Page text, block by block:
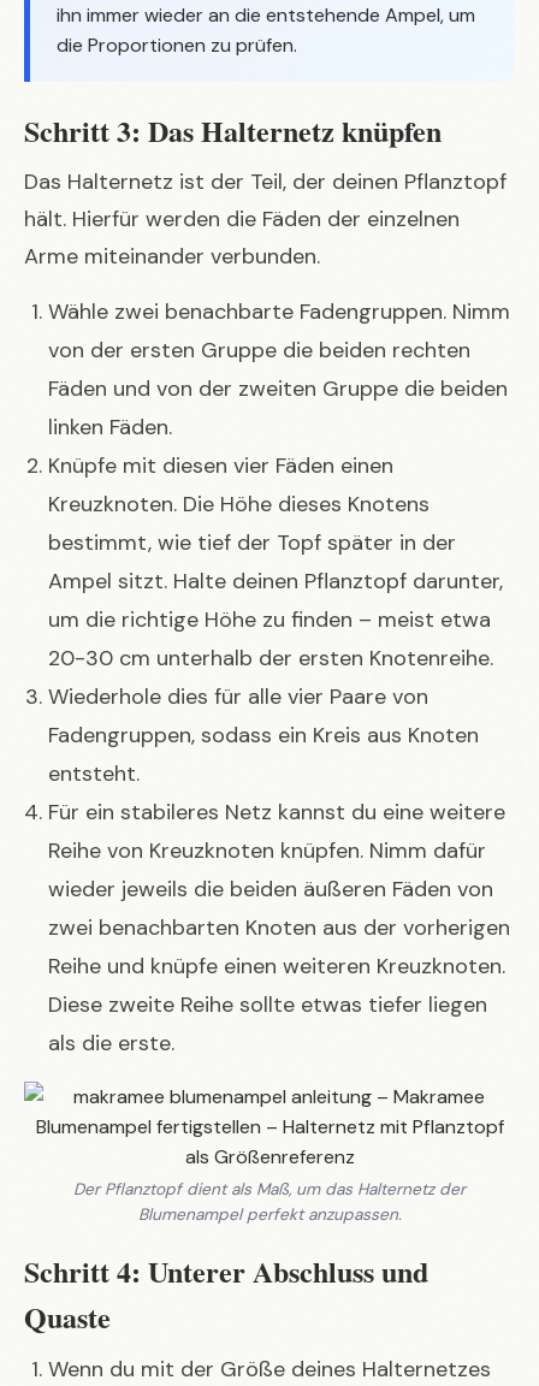
ihn immer wieder an die entstehende Ampel, um
die Proportionen zu prüfen.
Schritt 3: Das Halternetz knüpfen
Das Halternetz ist der Teil, der deinen Pflanztopf
hält. Hierfür werden die Fäden der einzelnen
Arme miteinander verbunden.
Wähle zwei benachbarte Fadengruppen. Nimm
von der ersten Gruppe die beiden rechten
Fäden und von der zweiten Gruppe die beiden
linken Fäden.
Knüpfe mit diesen vier Fäden einen
Kreuzknoten. Die Höhe dieses Knotens
bestimmt, wie tief der Topf später in der
Ampel sitzt. Halte deinen Pflanztopf darunter,
um die richtige Höhe zu finden – meist etwa
20-30 cm unterhalb der ersten Knotenreihe.
Wiederhole dies für alle vier Paare von
Fadengruppen, sodass ein Kreis aus Knoten
entsteht.
Für ein stabileres Netz kannst du eine weitere
Reihe von Kreuzknoten knüpfen. Nimm dafür
wieder jeweils die beiden äußeren Fäden von
zwei benachbarten Knoten aus der vorherigen
Reihe und knüpfe einen weiteren Kreuzknoten.
Diese zweite Reihe sollte etwas tiefer liegen
als die erste.
Der Pflanztopf dient als Maß, um das Halternetz der
Blumenampel perfekt anzupassen.
Schritt 4: Unterer Abschluss und
Quaste
Wenn du mit der Größe deines Halternetzes